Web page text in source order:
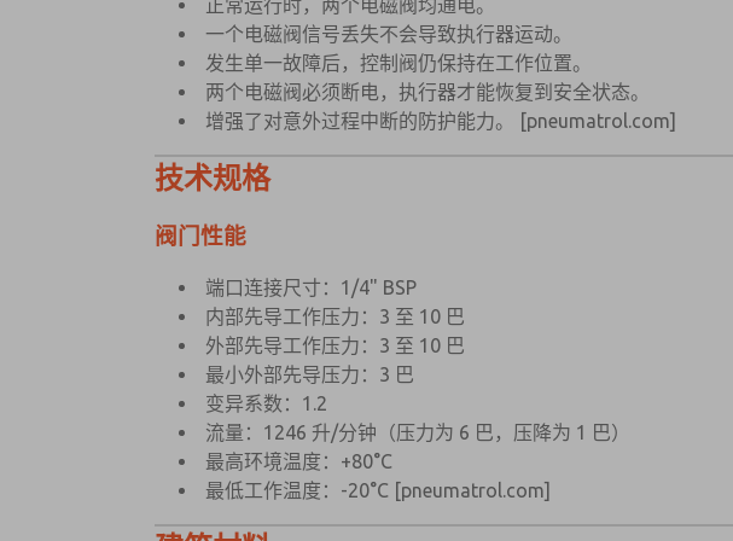
正常运行时，两个电磁阀均通电。
一个电磁阀信号丢失不会导致执行器运动。
发生单一故障后，控制阀仍保持在工作位置。
两个电磁阀必须断电，执行器才能恢复到安全状态。
增强了对意外过程中断的防护能力。
[pneumatrol.com]
技术规格
阀门性能
端口连接尺寸：1/4" BSP
内部先导工作压力：3 至 10 巴
外部先导工作压力：3 至 10 巴
最小外部先导压力：3 巴
变异系数：1.2
流量：1246 升/分钟（压力为 6 巴，压降为 1 巴）
最高环境温度：+80°C
最低工作温度：-20°C [pneumatrol.com]